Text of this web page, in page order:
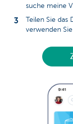
suche meine
Teilen Sie
verwenden